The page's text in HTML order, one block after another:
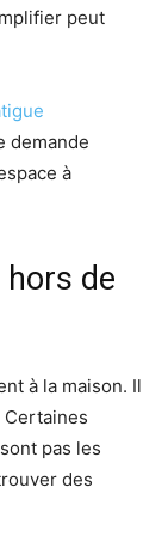
peut
demande
à
hors de
à la maison. Il
Certaines
pas les
des